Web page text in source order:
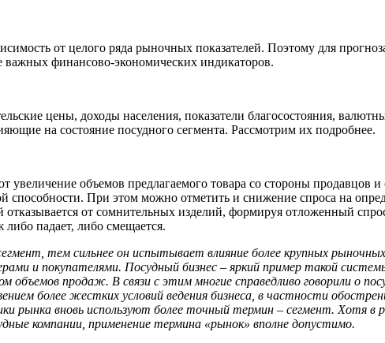
от целого ряда рыночных показателей. Поэтому для
важных финансово-экономических индикаторов.
цены, доходы населения, показатели благосостояния,
на состояние посудного сегмента. Рассмотрим их подробнее.
объемов предлагаемого товара со стороны продавцов
способности. При этом можно отметить и снижение спроса на
от сомнительных изделий, формируя отложенный
либо падает, либо смещается.
тем сильнее он испытывает влияние более крупных
и покупателями. Посудный бизнес – яркий пример такой
продаж. В связи с этим многие справедливо говорили о
более жестких условий ведения бизнеса, в частности
рынка вновь используют более точный термин – сегмент. Хотя в
компании, применение термина «рынок» вполне допустимо.